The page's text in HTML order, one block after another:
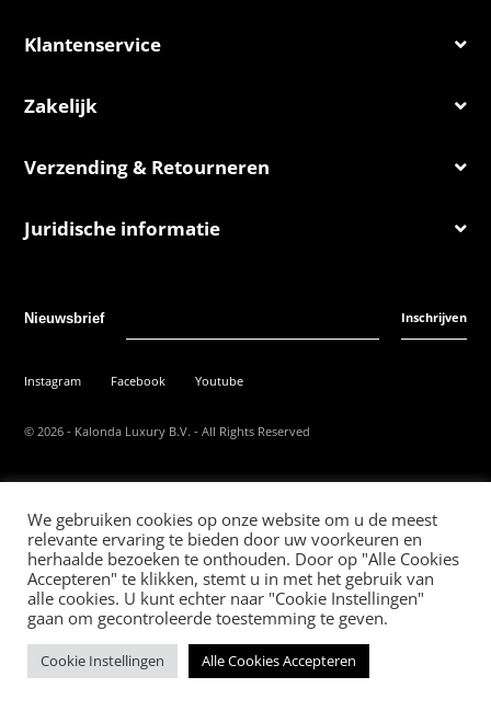
Klantenservice
Zakelijk
Verzending & Retourneren
Juridische informatie
Nieuwsbrief Inschrijven
Instagram Facebook Youtube
© 2026 - Kalonda Luxury B.V. - All Rights Reserved
We gebruiken cookies op onze website om u de meest
relevante ervaring te bieden door uw voorkeuren en
herhaalde bezoeken te onthouden. Door op "Alle Cookies
Accepteren" te klikken, stemt u in met het gebruik van
alle cookies. U kunt echter naar "Cookie Instellingen"
gaan om gecontroleerde toestemming te geven.
Cookie Instellingen Alle Cookies Accepteren
Nederlands English